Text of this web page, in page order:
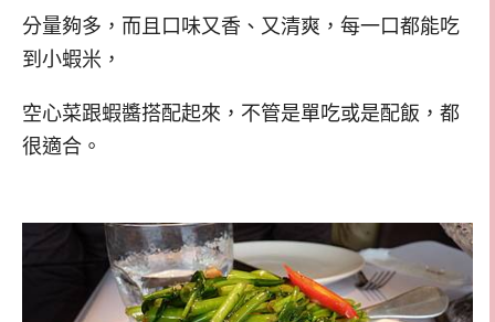
分量夠多，而且口味又香、又清爽，每一口都能吃
到小蝦米，
空心菜跟蝦醬搭配起來，不管是單吃或是配飯，都
很適合。